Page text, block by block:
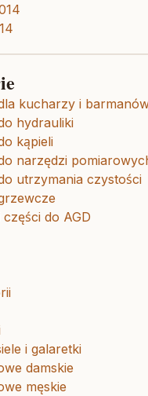
kucharzy i
hydrauliki
kąpieli
narzędzi
utrzymania czystości
do AGD
i galaretki
damskie
męskie